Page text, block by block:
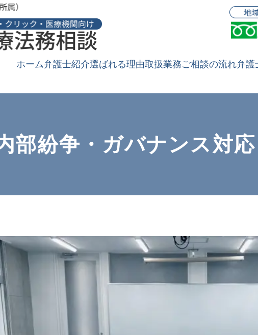
ホーム弁護士紹介選ばれる理由取扱業務ご相談の流れ弁護
部紛争・ガバナンス対